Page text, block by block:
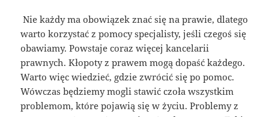
Nie każdy ma obowiązek znać się na prawie, dlatego
warto korzystać z pomocy specjalisty, jeśli czegoś się
obawiamy. Powstaje coraz więcej kancelarii
prawnych. Kłopoty z prawem mogą dopaść każdego.
Warto więc wiedzieć, gdzie zwrócić się po pomoc.
Wówczas będziemy mogli stawić czoła wszystkim
problemom, które pojawią się w życiu. Problemy z